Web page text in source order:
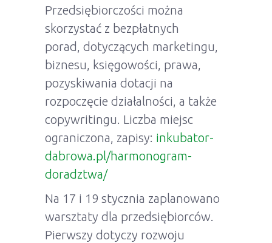
Przedsiębiorczości można
skorzystać z bezpłatnych
porad, dotyczących marketingu,
biznesu, księgowości, prawa,
pozyskiwania dotacji na
rozpoczęcie działalności, a także
copywritingu. Liczba miejsc
ograniczona, zapisy: inkubator-
dabrowa.pl/harmonogram-
doradztwa/
Na 17 i 19 stycznia zaplanowano
warsztaty dla przedsiębiorców.
Pierwszy dotyczy rozwoju